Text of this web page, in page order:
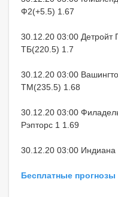
Ф2(+5.5) 1.67
30.12.20 03:00 Детройт
ТБ(220.5) 1.7
30.12.20 03:00
ТМ(235.5) 1.68
30.12.20 03:00
Рэпторс 1 1.69
30.12.20 03:00 Индиана
Бесплатные прогнозы